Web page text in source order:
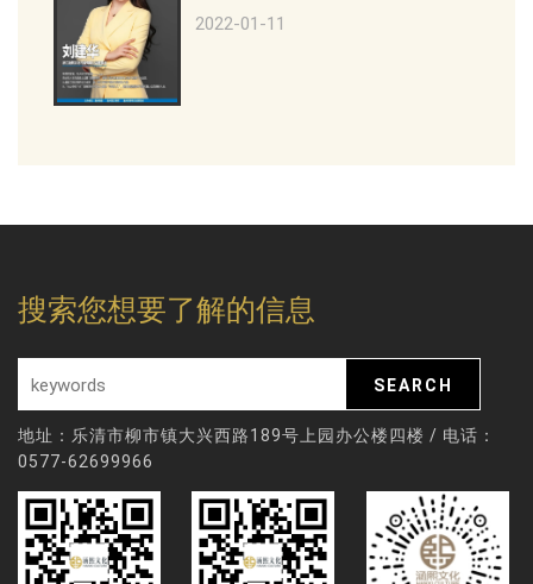
2022-01-11
搜索您想要了解的信息
地址：乐清市柳市镇大兴西路189号上园办公楼四楼 / 电话：
0577-62699966